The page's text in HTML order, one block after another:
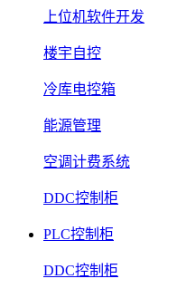
上位机软件开发
楼宇自控
冷库电控箱
能源管理
空调计费系统
DDC控制柜
PLC控制柜
DDC控制柜